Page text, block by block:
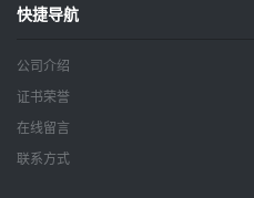
快捷导航
公司介绍
证书荣誉
在线留言
联系方式